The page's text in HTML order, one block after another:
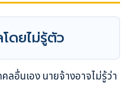
โดยไม่รู้ตัว
ลอื่นเอง นายจ้างอาจไม่รู้ว่า